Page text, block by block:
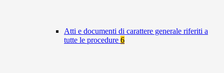
Atti e documenti di carattere generale riferiti a
tutte le procedure 6